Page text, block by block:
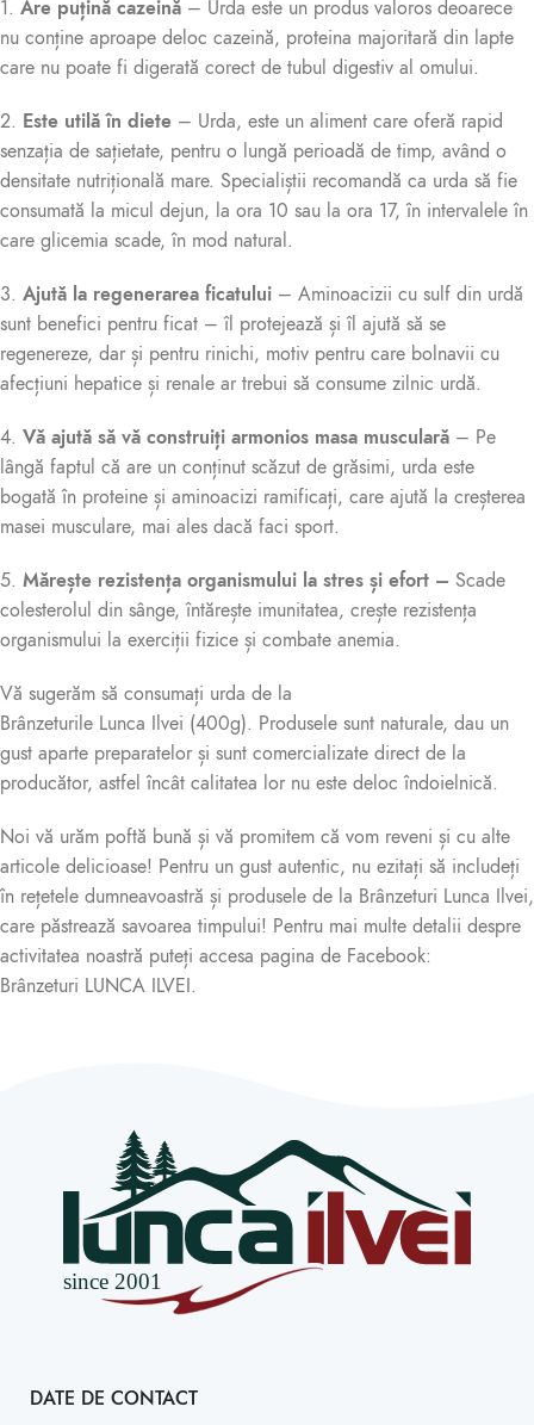
1. Are puțină cazeină – Urda este un produs valoros deoarece
nu conține aproape deloc cazeină, proteina majoritară din lapte
care nu poate fi digerată corect de tubul digestiv al omului.
2. Este utilă în diete – Urda, este un aliment care oferă rapid
senzația de sațietate, pentru o lungă perioadă de timp, având o
densitate nutrițională mare. Specialiștii recomandă ca urda să fie
consumată la micul dejun, la ora 10 sau la ora 17, în intervalele în
care glicemia scade, în mod natural.
3. Ajută la regenerarea ficatului – Aminoacizii cu sulf din urdă
sunt benefici pentru ficat – îl protejează și îl ajută să se
regenereze, dar și pentru rinichi, motiv pentru care bolnavii cu
afecțiuni hepatice și renale ar trebui să consume zilnic urdă.
4. Vă ajută să vă construiți armonios masa musculară – Pe
lângă faptul că are un conținut scăzut de grăsimi, urda este
bogată în proteine și aminoacizi ramificați, care ajută la creșterea
masei musculare, mai ales dacă faci sport.
5. Mărește rezistența organismului la stres și efort – Scade
colesterolul din sânge, întărește imunitatea, crește rezistența
organismului la exerciții fizice și combate anemia.
Vă sugerăm să consumați urda de la
Brânzeturile Lunca Ilvei (400g). Produsele sunt naturale, dau un
gust aparte preparatelor și sunt comercializate direct de la
producător, astfel încât calitatea lor nu este deloc îndoielnică.
Noi vă urăm poftă bună și vă promitem că vom reveni și cu alte
articole delicioase! Pentru un gust autentic, nu ezitați să includeți
în rețetele dumneavoastră și produsele de la Brânzeturi Lunca Ilvei,
care păstrează savoarea timpului! Pentru mai multe detalii despre
activitatea noastră puteți accesa pagina de Facebook:
Brânzeturi LUNCA ILVEI.
DATE DE CONTACT